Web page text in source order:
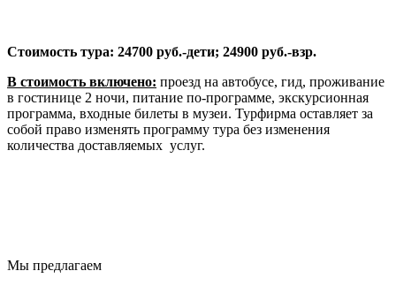
Стоимость тура: 24700 руб.-дети; 24900 руб.-взр.
В стоимость включено: проезд на автобусе, гид, проживание
в гостинице 2 ночи, питание по-программе, экскурсионная
программа, входные билеты в музеи. Турфирма оставляет за
собой право изменять программу тура без изменения
количества доставляемых услуг.
Мы предлагаем